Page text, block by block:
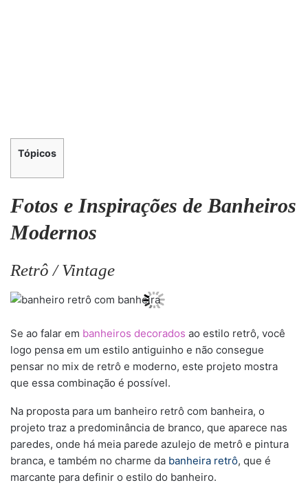
Tópicos
Fotos e Inspirações de Banheiros
Modernos
Retrô / Vintage
Se ao falar em banheiros decorados ao estilo retrô, você
logo pensa em um estilo antiguinho e não consegue
pensar no mix de retrô e moderno, este projeto mostra
que essa combinação é possível.
Na proposta para um banheiro retrô com banheira, o
projeto traz a predominância de branco, que aparece nas
paredes, onde há meia parede azulejo de metrô e pintura
branca, e também no charme da banheira retrô, que é
marcante para definir o estilo do banheiro.